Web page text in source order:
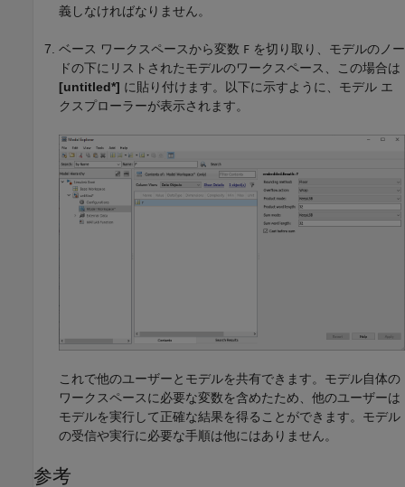
義しなければなりません。
ベース ワークスペースから変数 F を切り取り、モデルのノー
ドの下にリストされたモデルのワークスペース、この場合は
[untitled*] に貼り付けます。以下に示すように、モデル エ
クスプローラーが表示されます。
これで他のユーザーとモデルを共有できます。モデル自体の
ワークスペースに必要な変数を含めたため、他のユーザーは
モデルを実行して正確な結果を得ることができます。モデル
の受信や実行に必要な手順は他にはありません。
参考